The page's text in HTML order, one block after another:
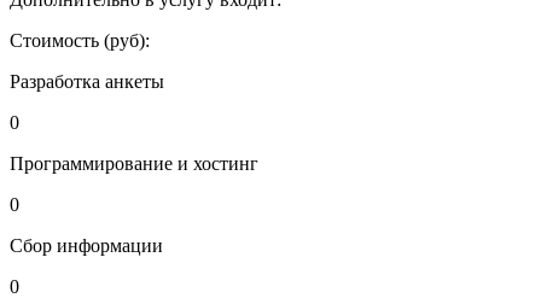
Стоимость (руб):
Разработка анкеты
0
Программирование и хостинг
0
Сбор информации
0